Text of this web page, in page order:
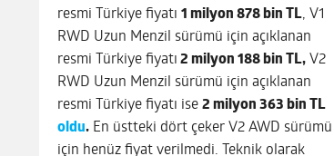
resmi Türkiye fiyatı 1 milyon 878 bin TL, V1
RWD Uzun Menzil sürümü için açıklanan
resmi Türkiye fiyatı 2 milyon 188 bin TL, V2
RWD Uzun Menzil sürümü için açıklanan
resmi Türkiye fiyatı ise 2 milyon 363 bin TL
oldu. En üstteki dört çeker V2 AWD sürümü
için henüz fiyat verilmedi. Teknik olarak